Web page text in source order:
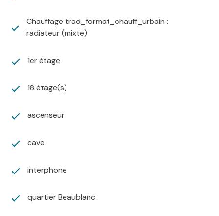
Chauffage trad_format_chauff_urbain :
radiateur (mixte)
1er étage
18 étage(s)
ascenseur
cave
interphone
quartier Beaublanc